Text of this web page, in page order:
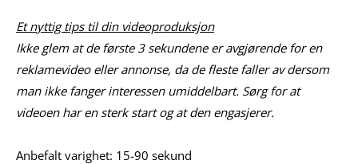
Et nyttig tips til din videoproduksjon
Ikke glem at de første 3 sekundene er avgjørende for en
reklamevideo eller annonse, da de fleste faller av dersom
man ikke fanger interessen umiddelbart. Sørg for at
videoen har en sterk start og at den engasjerer.
Anbefalt varighet: 15-90 sekund